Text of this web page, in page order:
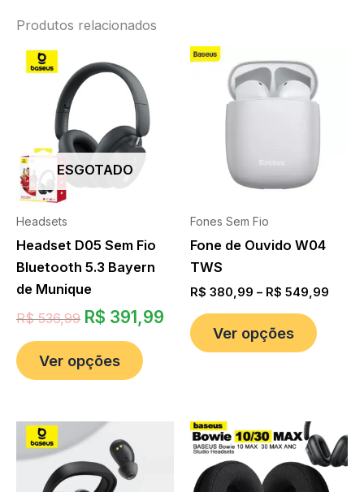
Produtos relacionados
ESGOTADO
Headsets
Headset D05 Sem Fio
Bluetooth 5.3 Bayern
de Munique
R$536,99 R$ 391,99
Ver opções
Fones Sem Fio
Fone de Ouvido W04
TWS
R$ 380,99 – R$ 549,99
Ver opções